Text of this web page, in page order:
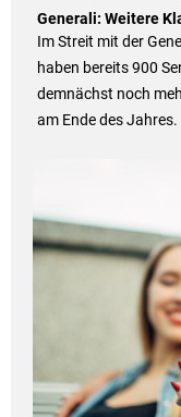
Generali: Weitere
Im Streit mit der
haben bereits 900
demnächst noch
am Ende des Jahres.